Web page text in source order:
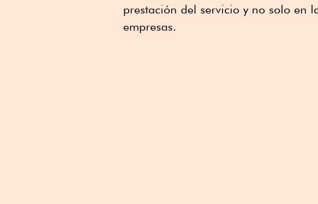
prestación del servicio y no solo en
empresas.